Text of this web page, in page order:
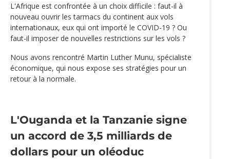
L'Afrique est confrontée à un choix difficile : faut-il à
nouveau ouvrir les tarmacs du continent aux vols
internationaux, eux qui ont importé le COVID-19 ? Ou
faut-il imposer de nouvelles restrictions sur les vols ?
Nous avons rencontré Martin Luther Munu, spécialiste
économique, qui nous expose ses stratégies pour un
retour à la normale.
L'Ouganda et la Tanzanie signe
un accord de 3,5 milliards de
dollars pour un oléoduc